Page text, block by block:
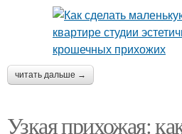
читать дальше →
Узкая прихожая: